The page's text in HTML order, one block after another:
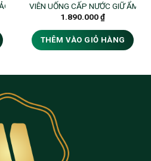
VỆ DA, TĂNG SỨC ĐỀ KHÁNG
VIÊN UỐNG CẤP NƯỚC GIỮ ẨM
1.890.000₫
THÊM VÀO GIỎ HÀNG
DA HUSH&HUSH – TIME CAPSULE